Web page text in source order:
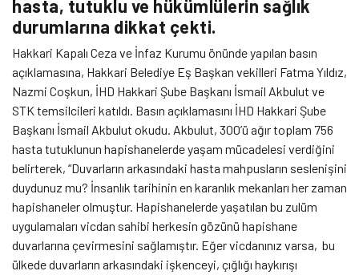
hasta, tutuklu ve hükümlülerin sağlık
durumlarına dikkat çekti.
Hakkari Kapalı Ceza ve İnfaz Kurumu önünde yapılan basın
açıklamasına, Hakkari Belediye Eş Başkan vekilleri Fatma Yıldız,
Nazmi Coşkun, İHD Hakkari Şube Başkanı İsmail Akbulut ve
STK temsilcileri katıldı. Basın açıklamasını İHD Hakkari Şube
Başkanı İsmail Akbulut okudu. Akbulut, 300’ü ağır toplam 756
hasta tutuklunun hapishanelerde yaşam mücadelesi verdiğini
belirterek, “Duvarların arkasındaki hasta mahpusların seslenişini
duydunuz mu? İnsanlık tarihinin en karanlık mekanları her zaman
hapishaneler olmuştur. Hapishanelerde yaşatılan bu zulüm
uygulamaları vicdan sahibi herkesin gözünü hapishane
duvarlarına çevirmesini sağlamıştır. Eğer vicdanınız varsa, bu
ülkede duvarların arkasındaki işkenceyi, çığlığı haykırışı